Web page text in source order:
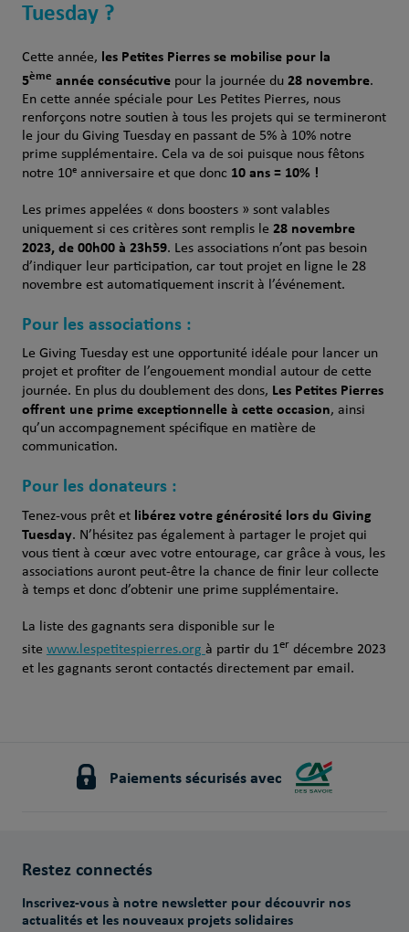
Tuesday ?
Cette année, les Petites Pierres se mobilise pour la
5ème année consécutivepour la journée du28 novembre.
En cette année spéciale pour Les Petites Pierres, nous
renforçons notre soutien à tous les projets qui se termineront
le jour du Giving Tuesday en passant de 5% à 10% notre
prime supplémentaire. Cela va de soi puisque nous fêtons
notre 10ᵉ anniversaire et que donc 10 ans = 10% !
Les primes appelées « dons boosters » sont valables
uniquement si ces critères sont remplis le 28 novembre
2023, de 00h00 à 23h59. Les associations n’ont pas besoin
d’indiquer leur participation, car tout projet en ligne le 28
novembre est automatiquement inscrit à l’événement.
Pour les associations :
Le Giving Tuesday est une opportunité idéale pour lancer un
projet et profiter de l’engouement mondial autour de cette
journée. En plus du doublement des dons, Les Petites Pierres
offrent une prime exceptionnelle à cette occasion, ainsi
qu’un accompagnement spécifique en matière de
communication.
Pour les donateurs :
Tenez-vous prêt etlibérez votre générosité lors du Giving
Tuesday. N’hésitez pas également à partager le projet qui
vous tient à cœur avec votre entourage, car grâce à vous, les
associations auront peut-être la chance de finir leur collecte
à temps et donc d’obtenir une prime supplémentaire.
La liste des gagnants sera disponible sur le
site www.lespetitespierres.org à partir du 1er décembre 2023
et les gagnants seront contactés directement par email.
Paiements sécurisés avec
Restez connectés
Inscrivez-vous à notre newsletter pour découvrir nos
actualités et les nouveaux projets solidaires